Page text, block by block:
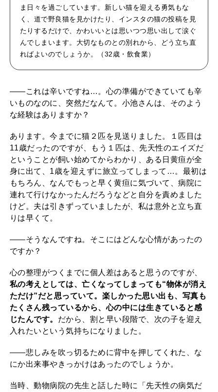
ま日々を過ごしています。新しい猫を迎える勇気もな
く、道で野良猫を見かけたり、インスタの猫の投稿を見
たりするだけで、かわいいとは思いつつ思い出して涙ぐ
んでしまいます。大切なものとの別れから、どう立ち直
ればよいのでしょうか。（32歳・飲食業）
――これは辛いですね…。心の準備ができていても辛
いものなのに、突然だなんて。小池さんは、そのよう
な経験はありますか？
あります。今までに猫２匹を見送りました。１匹目は
11歳だったのですが、もう１匹は、先天性のエイズだ
ということが飼い始めてからわかり、ある日黄疸が全
身に出て、1歳を迎えずに旅立ってしまって…。最初は
もちろん、なんでもっと早く黄疸に気づいて、病院に
連れて行けなかったんだろうなどと自分を責めました
けど。夫は引きずっていましたが、私は意外と立ち直
りは早くて。
――そうなんですね。そこにはどんな心情があったの
ですか？
心の整理がつくまでに個人差はあると思うのですが、
私の考えとしては、亡くなってしまっても“物体が消え
ただけ”だと思っていて。楽しかった思い出も、写真も
たくさん残っているから、心の中には生きていると感
じたんです。 だから、割と早い段階で、次の子を迎え
入れたいという気持ちになりました。
――悲しみを吹っ切るために背中を押してくれた、な
にか出来事やきっかけはあったのでしょうか。
当時、動物病院の先生と話した時に「先天性の病気だ